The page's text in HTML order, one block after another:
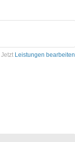
Jetzt Leistungen bearbeiten